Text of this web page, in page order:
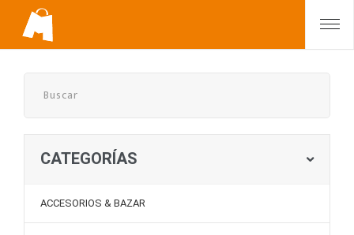
CATEGORÍAS
ACCESORIOS & BAZAR